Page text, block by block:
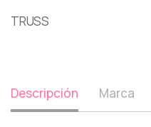
TRUSS
Descripción Marca